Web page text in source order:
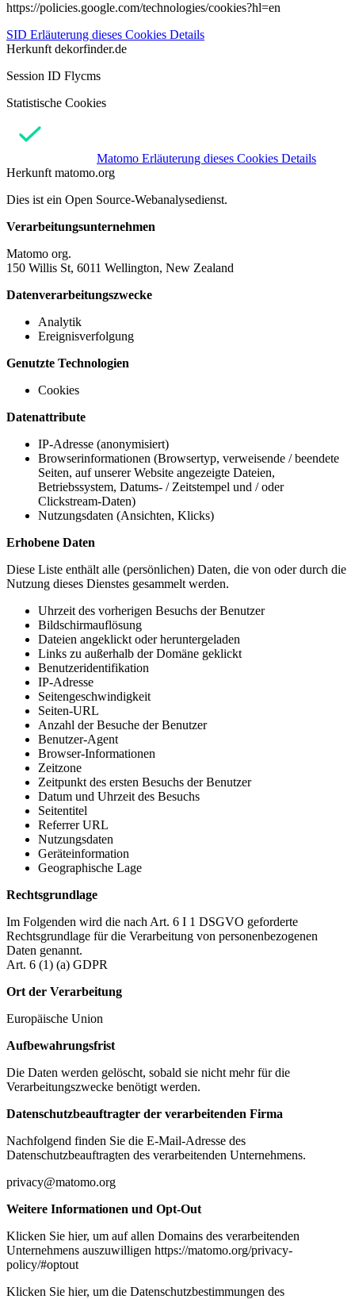
https://policies.google.com/technologies/cookies?hl=en
SID Erläuterung dieses Cookies Details
Herkunft dekorfinder.de
Session ID Flycms
Statistische Cookies
Matomo Erläuterung dieses Cookies Details
Herkunft matomo.org
Dies ist ein Open Source-Webanalysedienst.
Verarbeitungsunternehmen
Matomo org.
150 Willis St, 6011 Wellington, New Zealand
Datenverarbeitungszwecke
Analytik
Ereignisverfolgung
Genutzte Technologien
Cookies
Datenattribute
IP-Adresse (anonymisiert)
Browserinformationen (Browsertyp, verweisende / beendete
Seiten, auf unserer Website angezeigte Dateien,
Betriebssystem, Datums- / Zeitstempel und / oder
Clickstream-Daten)
Nutzungsdaten (Ansichten, Klicks)
Erhobene Daten
Diese Liste enthält alle (persönlichen) Daten, die von oder durch die
Nutzung dieses Dienstes gesammelt werden.
Uhrzeit des vorherigen Besuchs der Benutzer
Bildschirmauflösung
Dateien angeklickt oder heruntergeladen
Links zu außerhalb der Domäne geklickt
Benutzeridentifikation
IP-Adresse
Seitengeschwindigkeit
Seiten-URL
Anzahl der Besuche der Benutzer
Benutzer-Agent
Browser-Informationen
Zeitzone
Zeitpunkt des ersten Besuchs der Benutzer
Datum und Uhrzeit des Besuchs
Seitentitel
Referrer URL
Nutzungsdaten
Geräteinformation
Geographische Lage
Rechtsgrundlage
Im Folgenden wird die nach Art. 6 I 1 DSGVO geforderte
Rechtsgrundlage für die Verarbeitung von personenbezogenen
Daten genannt.
Art. 6 (1) (a) GDPR
Ort der Verarbeitung
Europäische Union
Aufbewahrungsfrist
Die Daten werden gelöscht, sobald sie nicht mehr für die
Verarbeitungszwecke benötigt werden.
Datenschutzbeauftragter der verarbeitenden Firma
Nachfolgend finden Sie die E-Mail-Adresse des
Datenschutzbeauftragten des verarbeitenden Unternehmens.
privacy@matomo.org
Weitere Informationen und Opt-Out
Klicken Sie hier, um auf allen Domains des verarbeitenden
Unternehmens auszuwilligen https://matomo.org/privacy-
policy/#optout
Klicken Sie hier, um die Datenschutzbestimmungen des